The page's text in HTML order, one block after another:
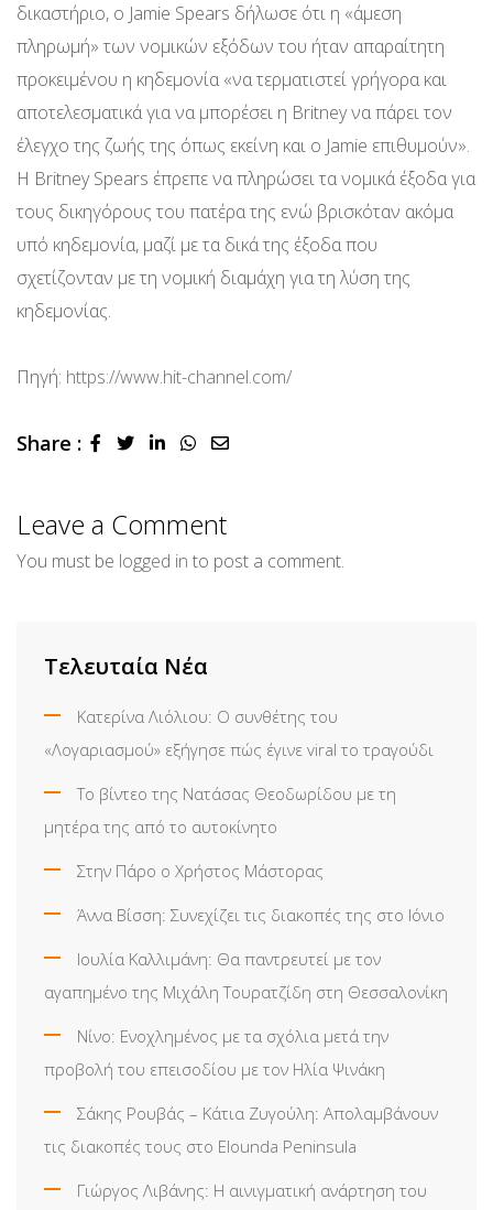
δικαστήριο, ο Jamie Spears δήλωσε ότι η «άμεση
πληρωμή» των νομικών εξόδων του ήταν απαραίτητη
προκειμένου η κηδεμονία «να τερματιστεί γρήγορα και
αποτελεσματικά για να μπορέσει η Britney να πάρει τον
έλεγχο της ζωής της όπως εκείνη και ο Jamie επιθυμούν».
Η Britney Spears έπρεπε να πληρώσει τα νομικά έξοδα για
τους δικηγόρους του πατέρα της ενώ βρισκόταν ακόμα
υπό κηδεμονία, μαζί με τα δικά της έξοδα που
σχετίζονταν με τη νομική διαμάχη για τη λύση της
κηδεμονίας.
Πηγή: https://www.hit-channel.com/
Share : LinkedInWhatsapp
Share
Leave a Comment
You must be logged in to post a comment.
Τελευταία Νέα
Κατερίνα Λιόλιου: Ο συνθέτης του
«Λογαριασμού» εξήγησε πώς έγινε viral το τραγούδι
Το βίντεο της Νατάσας Θεοδωρίδου με τη
μητέρα της από το αυτοκίνητο
Στην Πάρο ο Χρήστος Μάστορας
Άννα Βίσση: Συνεχίζει τις διακοπές της στο Ιόνιο
Ιουλία Καλλιμάνη: Θα παντρευτεί με τον
αγαπημένο της Μιχάλη Τουρατζίδη στη Θεσσαλονίκη
Νίνο: Ενοχλημένος με τα σχόλια μετά την
προβολή του επεισοδίου με τον Ηλία Ψινάκη
Σάκης Ρουβάς – Κάτια Ζυγούλη: Απολαμβάνουν
τις διακοπές τους στο Elounda Peninsula
Γιώργος Λιβάνης: Η αινιγματική ανάρτηση του